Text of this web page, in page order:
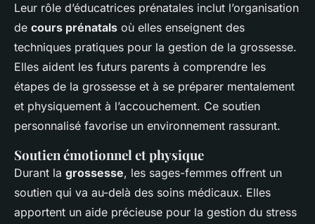
Leur rôle d’éducatrices prénatales inclut l’organisation
de cours prénatals où elles enseignent des
techniques pratiques pour la gestion de la grossesse.
Elles aident les futurs parents à comprendre les
étapes de la grossesse et à se préparer mentalement
et physiquement à l’accouchement. Ce soutien
personnalisé favorise un environnement rassurant.
Soutien émotionnel et physique
Durant la grossesse, les sages-femmes offrent un
soutien qui va au-delà des soins médicaux. Elles
apportent un aide précieuse pour la gestion du stress